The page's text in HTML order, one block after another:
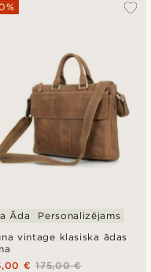
vintage klasiska ādas
Āda Personalizējams
175,00 €
€